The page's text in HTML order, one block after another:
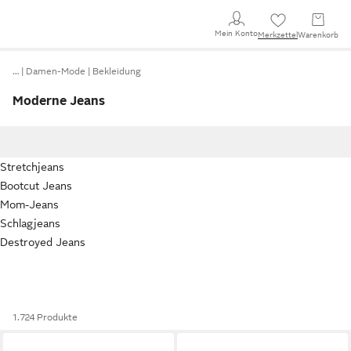
Mein KontoMerkzettel Warenkorb
… Damen-Mode Bekleidung
Moderne Jeans
Stretchjeans
Bootcut Jeans
Mom-Jeans
Schlagjeans
Destroyed Jeans
1.724 Produkte